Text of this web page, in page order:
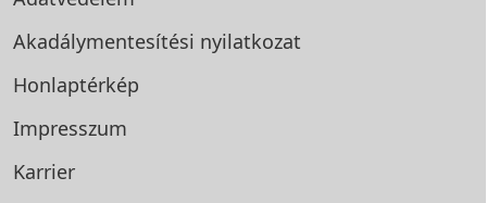
Akadálymentesítési nyilatkozat
Honlaptérkép
Impresszum
Karrier